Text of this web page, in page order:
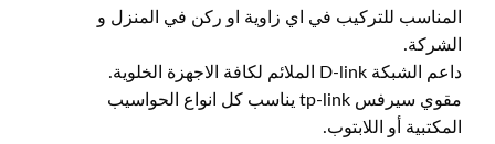
المناسب للتركيب في اي زاوية او ركن في المنزل و
الشركة.
داعم الشبكة D-link الملائم لكافة الاجهزة الخلوية.
مقوي سيرفس tp-link يناسب كل انواع الحواسيب
المكتبية أو اللابتوب.